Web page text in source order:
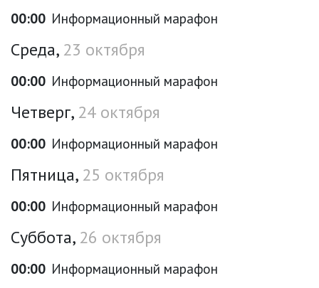
00:00 Информационный марафон
Среда, 23 октября
00:00 Информационный марафон
Четверг, 24 октября
00:00 Информационный марафон
Пятница, 25 октября
00:00 Информационный марафон
Суббота, 26 октября
00:00 Информационный марафон